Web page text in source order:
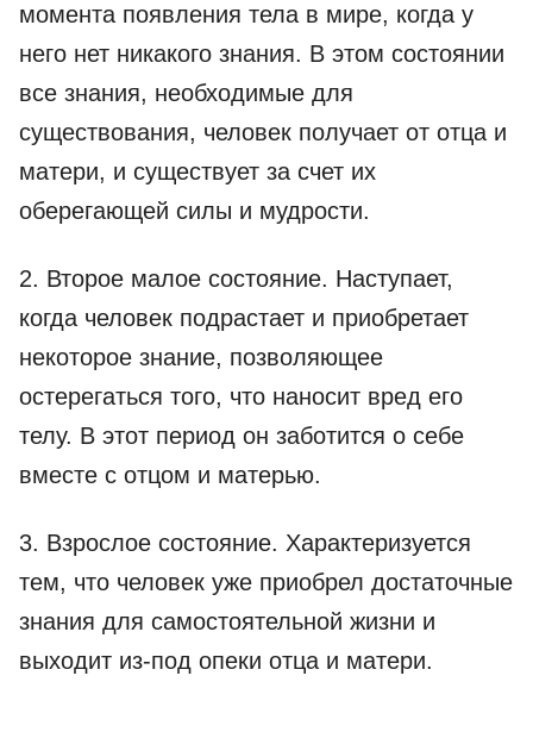
момента появления тела в мире, когда у
него нет никакого знания. В этом состоянии
все знания, необходимые для
существования, человек получает от отца и
матери, и существует за счет их
оберегающей силы и мудрости.
2. Второе малое состояние. Наступает,
когда человек подрастает и приобретает
некоторое знание, позволяющее
остерегаться того, что наносит вред его
телу. В этот период он заботится о себе
вместе с отцом и матерью.
3. Взрослое состояние. Характеризуется
тем, что человек уже приобрел достаточные
знания для самостоятельной жизни и
выходит из-под опеки отца и матери.